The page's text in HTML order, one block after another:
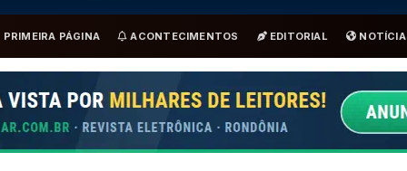
PRIMEIRA PÁGINA ACONTECIMENTOS EDITORIAL